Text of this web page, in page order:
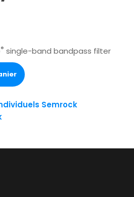
® single-band bandpass filter
Semrock